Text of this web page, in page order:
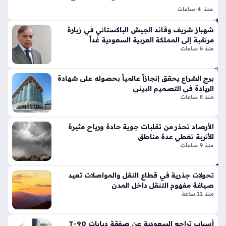
سب
ورت
س
تك
قوا
عد
الت
ص
م
الت
قلي
بلم
سا
ت
لين
الم
راج
عي
منذ
سا
عة
دة
أرب
اح
سي
رام
يك
س
منذ 4 ساعات
الهدوء النسبي، حيث يمثل الصراع في اليمن تحديًا إقليميًا معقدًا
في ظل استمرار المواجهة بين الحوثيين والتحالف بقيادة…
شهباز شريف وقائد الجيش الباكستاني في زيارة
مرتقبة إلى المملكة العربية السعودية غداً
منذ 6 ساعات
برج الشراع يحقق إنجازاً عالمياً بحصوله على شهادة
الريادة في التصميم البيئي
منذ 8 ساعات
الأرصاد تحذر من تقلبات جوية حادة ورياح مثيرة
للأتربة تغطي عدة مناطق
منذ 9 ساعات
تحولات جذرية في قطاع النقل والمواصلات تعيد
صياغة مفهوم التنقل داخل المدن
منذ 11 ساعة
أسباب تراجع السعودية عن صفقة دبابات T-90